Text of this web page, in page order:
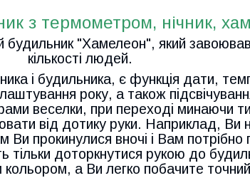
з термометром, нічник,
"Хамелеон", який завоював
кількості людей.
і будильника, є функція дати,
року, а також
веселки, при переході минаючи
від дотику руки. Наприклад, Ви
прокинулися вночі і Вам потрібно
тільки доторкнутися рукою до
а Ви легко побачите